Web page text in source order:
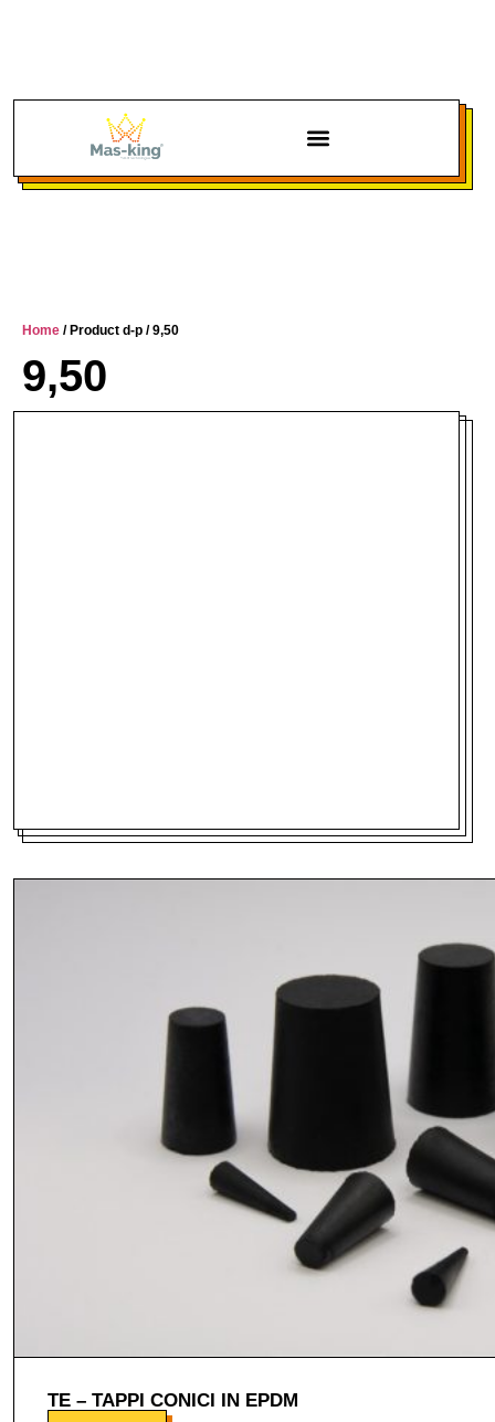
Home / Product d-p / 9,50
9,50
TE – TAPPI CONICI IN EPDM